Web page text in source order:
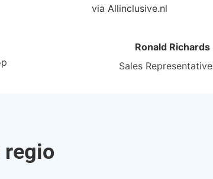
via Allinclusive.nl
Ronald Richards
Sales Representative
regio